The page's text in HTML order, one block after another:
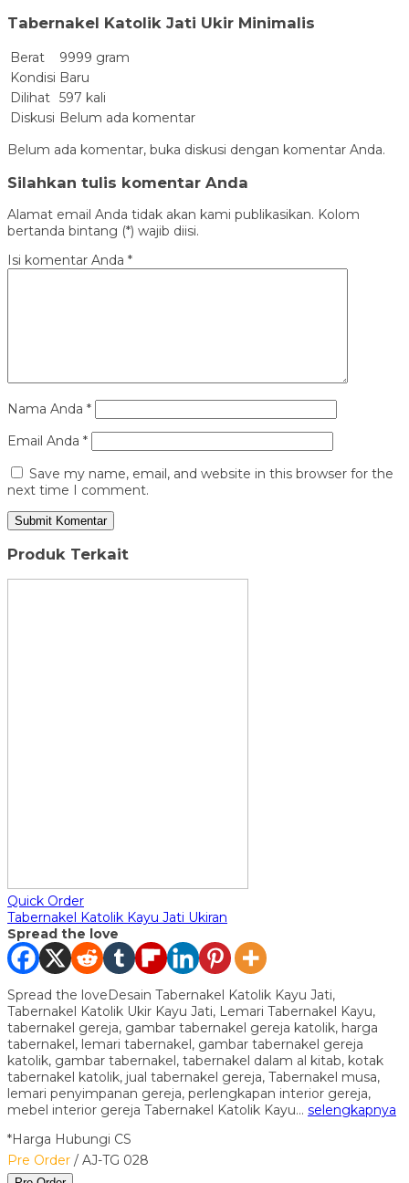
Tabernakel Katolik Jati Ukir Minimalis
Berat
9999 gram
Kondisi Baru
Dilihat 597 kali
Diskusi Belum ada komentar
Belum ada komentar, buka diskusi dengan komentar Anda.
Silahkan tulis komentar Anda
Alamat email Anda tidak akan kami publikasikan. Kolom
bertanda bintang (*) wajib diisi.
Isi komentar Anda *
Nama Anda *
Email Anda *
Save my name, email, and website in this browser for the
next time I comment.
Produk Terkait
Quick Order
Tabernakel Katolik Kayu Jati Ukiran
Spread the love
Spread the loveDesain Tabernakel Katolik Kayu Jati,
Tabernakel Katolik Ukir Kayu Jati, Lemari Tabernakel Kayu,
tabernakel gereja, gambar tabernakel gereja katolik, harga
tabernakel, lemari tabernakel, gambar tabernakel gereja
katolik, gambar tabernakel, tabernakel dalam al kitab, kotak
tabernakel katolik, jual tabernakel gereja, Tabernakel musa,
lemari penyimpanan gereja, perlengkapan interior gereja,
mebel interior gereja Tabernakel Katolik Kayu… selengkapnya
*Harga Hubungi CS
Pre Order / AJ-TG 028